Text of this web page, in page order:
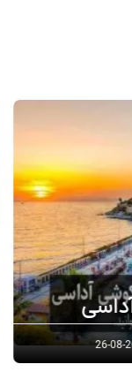
تور قطر
رسانی در2024-01-13